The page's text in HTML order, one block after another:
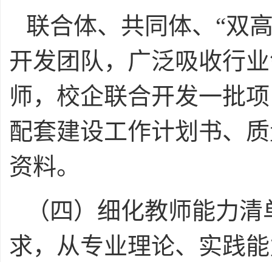
联合体、共同体、“双
开发团队，广泛吸收行
师，校企联合开发一批
配套建设工作计划书、
资料。
（四）细化教师能力
求，从专业理论、实践